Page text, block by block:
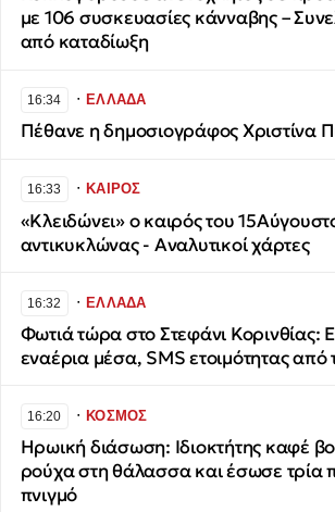
με 106 συσκευασίες κάνναβης –
από καταδίωξη
16:34 ∙ΕΛΛΑΔΑ
Πέθανε η δημοσιογράφος Χριστίνα
16:33 ∙ΚΑΙΡΟΣ
«Κλειδώνει» ο καιρός του
αντικυκλώνας - Αναλυτικοί χάρτες
16:32 ∙ΕΛΛΑΔΑ
Φωτιά τώρα στο Στεφάνι Κορινθίας:
εναέρια μέσα, SMS ετοιμότητας από
16:20 ∙ΚΟΣΜΟΣ
Ηρωική διάσωση: Ιδιοκτήτης καφέ
ρούχα στη θάλασσα και έσωσε τρία
πνιγμό